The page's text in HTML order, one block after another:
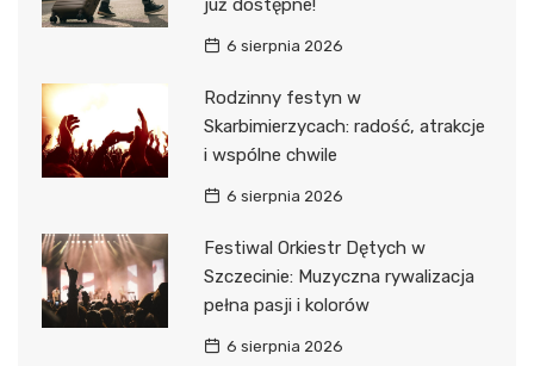
już dostępne!
6 sierpnia 2026
Rodzinny festyn w
Skarbimierzycach: radość, atrakcje
i wspólne chwile
6 sierpnia 2026
Festiwal Orkiestr Dętych w
Szczecinie: Muzyczna rywalizacja
pełna pasji i kolorów
6 sierpnia 2026